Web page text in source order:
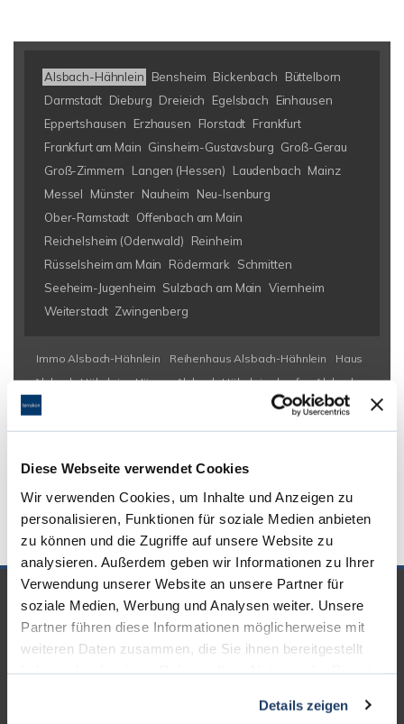
Diese Webseite verwendet Cookies
Wir verwenden Cookies, um Inhalte und Anzeigen zu
personalisieren, Funktionen für soziale Medien anbieten
zu können und die Zugriffe auf unsere Website zu
analysieren. Außerdem geben wir Informationen zu Ihrer
Verwendung unserer Website an unsere Partner für
soziale Medien, Werbung und Analysen weiter. Unsere
Partner führen diese Informationen möglicherweise mit
weiteren Daten zusammen, die Sie ihnen bereitgestellt
Details zeigen
Alsbach-Hähnlein Bensheim Bickenbach
Büttelborn
Darmstadt Dieburg Dreieich Egelsbach
Einhausen
Eppertshausen
Erzhausen Florstadt Frankfurt
Frankfurt am Main Ginsheim-Gustavsburg Groß-Gerau
Groß-Zimmern
Langen (Hessen) Laudenbach Mainz
Messel
Münster Nauheim
Neu-Isenburg
Ober-Ramstadt Offenbach am Main
Reichelsheim (Odenwald)
Reinheim
Rüsselsheim am Main
Rödermark
Schmitten
Seeheim-Jugenheim Sulzbach am Main Viernheim
Weiterstadt Zwingenberg
Immo Alsbach-Hähnlein Reihenhaus Alsbach-Hähnlein
Haus
Alsbach-Hähnlein
Häuser Alsbach-Hähnlein
kaufen Alsbach-
Hähnlein
Immobilien Alsbach-
Hähnlein
Hauskauf Alsbach-Hähnlein
Immobilienkauf Alsbach-
Alsbach-Hähnlein
UNSERE PARTNER &
AUSZEICHNUNGEN